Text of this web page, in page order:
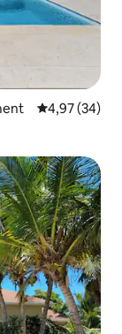
Μέση
4,97 (34)